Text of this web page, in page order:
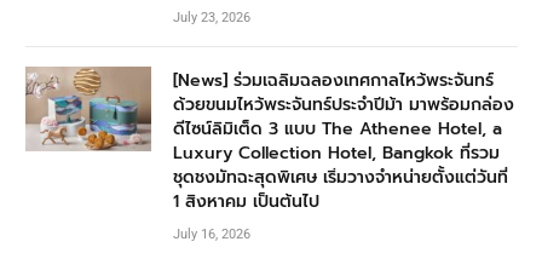
July 23, 2026
[News] ร่วมเฉลิมฉลองเทศกาลไหว้พระจันทร์
ด้วยขนมไหว้พระจันทร์ประจำปีม้า มาพร้อมกล่อง
ดีไซน์ลิมิเต็ด 3 แบบ The Athenee Hotel, a
Luxury Collection Hotel, Bangkok ที่รวม
ชุดชงมัทฉะสุดพิเศษ เริ่มวางจำหน่ายตั้งแต่วันที่
1 สิงหาคม เป็นต้นไป
July 16, 2026